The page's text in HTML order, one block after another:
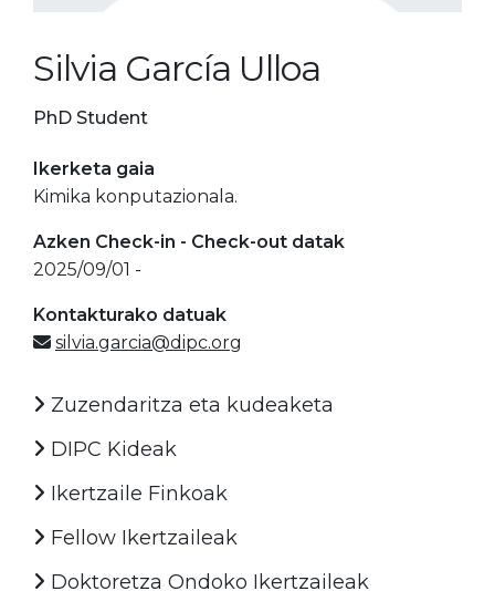
Silvia García Ulloa
PhD Student
Ikerketa gaia
Kimika konputazionala.
Azken Check-in - Check-out datak
2025/09/01 -
Kontakturako datuak
silvia.garcia@dipc.org
Zuzendaritza eta kudeaketa
DIPC Kideak
Ikertzaile Finkoak
Fellow Ikertzaileak
Doktoretza Ondoko Ikertzaileak